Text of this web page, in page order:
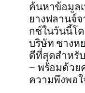
ค้นหาข้อมูลเ
ยางฟลานจ์
กซ์ในวันนี้โ
บริษัท ชางห
ดีที่สุดสำหรั
– พร้อมด้วย
ความพึงพอ